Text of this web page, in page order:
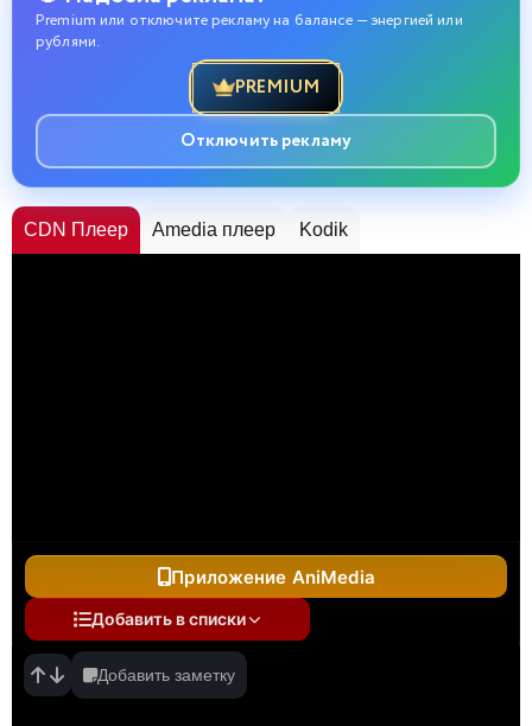
Premium или отключите рекламу на балансе — энергией или
рублями.
PREMIUM
Отключить рекламу
CDN Плеер Amedia плеер Kodik
Приложение AniMedia
Добавить в списки
Добавить заметку